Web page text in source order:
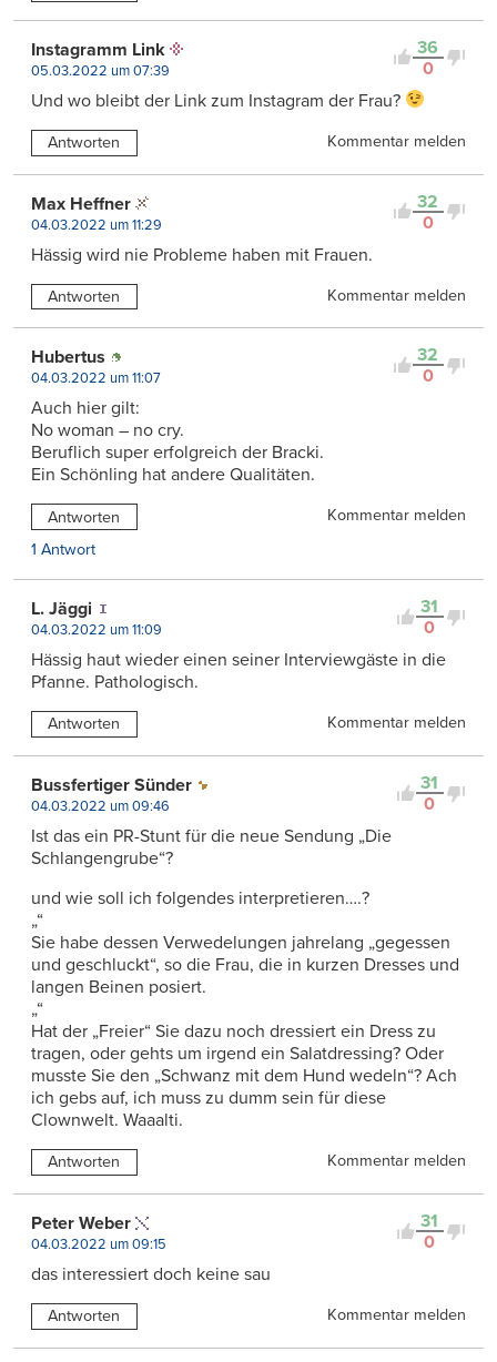
36
0
Instagramm Link
05.03.2022 um 07:39
Und wo bleibt der Link zum Instagram der Frau?
Antworten Kommentar melden
32
0
Max Heffner
04.03.2022 um 11:29
Hässig wird nie Probleme haben mit Frauen.
Antworten Kommentar melden
32
0
Hubertus
04.03.2022 um 11:07
Auch hier gilt:
No woman – no cry.
Beruflich super erfolgreich der Bracki.
Ein Schönling hat andere Qualitäten.
Antworten
Kommentar melden
1 Antwort
31
0
L. Jäggi
04.03.2022 um 11:09
Hässig haut wieder einen seiner Interviewgäste in die
Pfanne. Pathologisch.
Antworten Kommentar melden
31
0
Bussfertiger Sünder
04.03.2022 um 09:46
Ist das ein PR-Stunt für die neue Sendung „Die
Schlangengrube“?
und wie soll ich folgendes interpretieren….?
„“
Sie habe dessen Verwedelungen jahrelang „gegessen
und geschluckt“, so die Frau, die in kurzen Dresses und
langen Beinen posiert.
„“
Hat der „Freier“ Sie dazu noch dressiert ein Dress zu
tragen, oder gehts um irgend ein Salatdressing? Oder
musste Sie den „Schwanz mit dem Hund wedeln“? Ach
ich gebs auf, ich muss zu dumm sein für diese
Clownwelt. Waaalti.
Antworten Kommentar melden
31
0
Peter Weber
04.03.2022 um 09:15
das interessiert doch keine sau
Antworten Kommentar melden